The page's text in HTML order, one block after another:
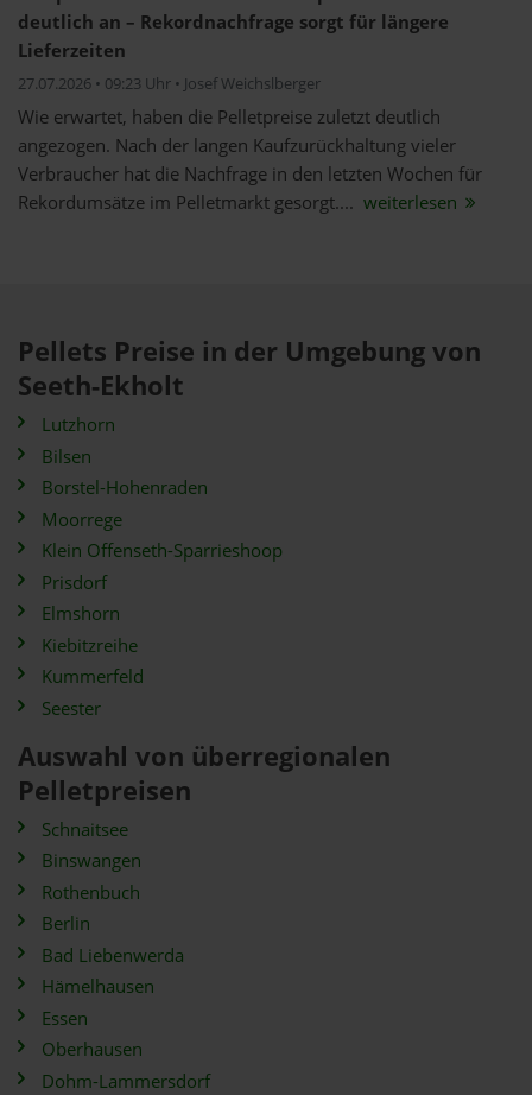
deutlich an – Rekordnachfrage sorgt für längere
Lieferzeiten
27.07.2026 • 09:23 Uhr • Josef Weichslberger
Wie erwartet, haben die Pelletpreise zuletzt deutlich
angezogen. Nach der langen Kaufzurückhaltung vieler
Verbraucher hat die Nachfrage in den letzten Wochen für
Rekordumsätze im Pelletmarkt gesorgt.... weiterlesen
Pellets Preise in der Umgebung von
Seeth-Ekholt
Lutzhorn
Bilsen
Borstel-Hohenraden
Moorrege
Klein Offenseth-Sparrieshoop
Prisdorf
Elmshorn
Kiebitzreihe
Kummerfeld
Seester
Auswahl von überregionalen
Pelletpreisen
Schnaitsee
Binswangen
Rothenbuch
Berlin
Bad Liebenwerda
Hämelhausen
Essen
Oberhausen
Dohm-Lammersdorf